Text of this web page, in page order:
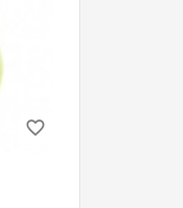
favorite_border